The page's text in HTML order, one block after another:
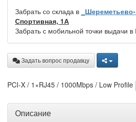
Забрать со склада в
Спортивная, 1А
Забрать с мобильной точки выдачи в
Задать вопрос продавцу
PCI-X / 1×RJ45 / 1000Mbps / Low Profile
Описание